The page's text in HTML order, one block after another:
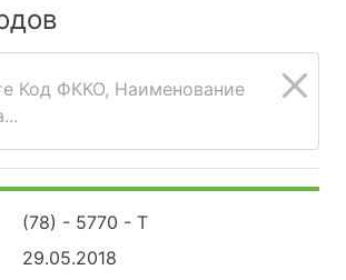
Код ФККО, Наименование
(78) - 5770 - Т
29.05.2018